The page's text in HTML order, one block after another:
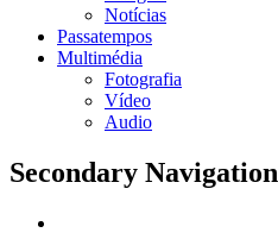
Notícias
Passatempos
Multimédia
Fotografia
Vídeo
Audio
Secondary Navigation